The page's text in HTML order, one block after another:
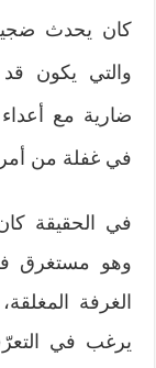
كان يحدث
والتي يكون
ضارية مع
في غفلة من
في الحقيقة
وهو مستغرق
الغرفة
يرغب في